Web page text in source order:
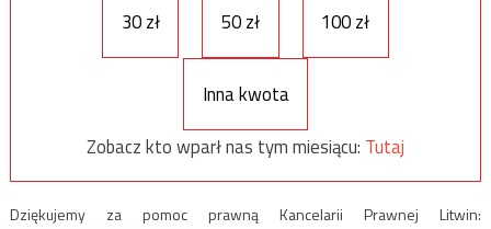
30 zł
50 zł 100 zł
Inna kwota
Zobacz kto wparł nas tym miesiącu: Tutaj
Dziękujemy za pomoc prawną Kancelarii Prawnej Litwin: